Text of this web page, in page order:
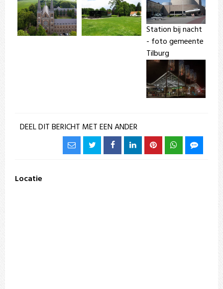
Station bij nacht
- foto gemeente
Tilburg
DEEL DIT BERICHT MET EEN ANDER
Locatie